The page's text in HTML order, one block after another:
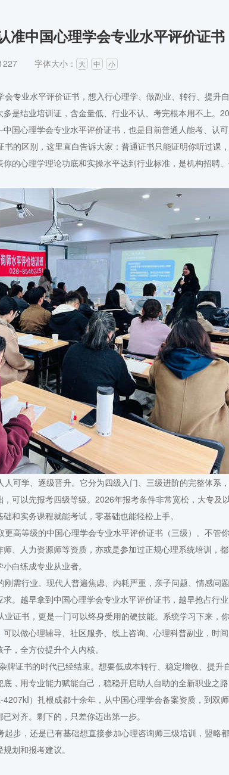
准中国心理学会专业水平评价证书
字体大小： 大 中 小
专业水平评价证书，想入行心理学、做副业、转行、提升
是结业培训证，含金量低、行业不认、考完根本用不上。
心理学会专业水平评价证书，也是目前普通人能考、认可
的区别，这里直白告诉大家：普通证书只能证明你听过课
的心理学理论功底和实操水平达到行业标准，是机构招聘
可学、逐级晋升。它分为四级入门、三级进阶的完整体系
可以先报考四级等级。2026年报考条件非常宽松，大专及
和实务课程就能考试，零基础也能轻松上手。
高等级的中国心理学会专业水平评价证书（三级）。不管
、人力资源师等资质，亦或是参加过正规心理系统培训，
白练成专业从业者。
需行业。现代人普遍焦虑、内耗严重，亲子问题、情感问
。越早拿到中国心理学会专业水平评价证书，越早抢占行业
证书，更是一门可以终身受用的硬技能。系统学习下来，
以做心理辅导、社区服务、线上咨询、心理科普副业，时
，全方位提升个人内核。
证书的时代已经结束。想要低成本转行、稳定增收、提升
，用专业能力赋能自己，稳稳开启助人自助的全新职业之路
）扎根成都十余年，从中国心理学会备案资质，到双
对齐。剩下的，只差你迈出第一步。
步，还是已有基础想直接参加心理咨询师三级培训，盟略
划和报考建议。